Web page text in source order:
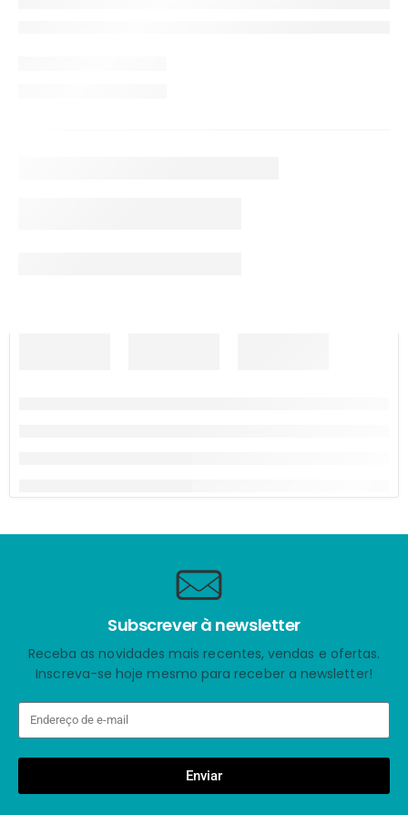
Subscrever à newsletter
Receba as novidades mais recentes, vendas e ofertas.
Inscreva-se hoje mesmo para receber a newsletter!
Enviar